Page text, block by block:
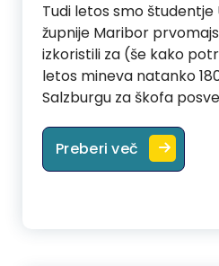
Tudi letos smo
župnije Maribor
izkoristili za (še kako
letos mineva natanko
Salzburgu za škofa
Preberi več